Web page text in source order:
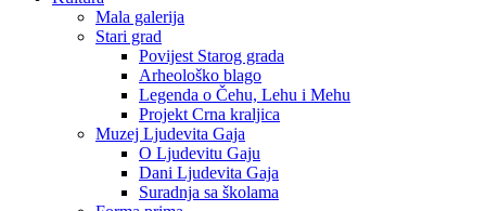
Mala galerija
Stari grad
Povijest Starog grada
Arheološko blago
Legenda o Čehu, Lehu i Mehu
Projekt Crna kraljica
Muzej Ljudevita Gaja
O Ljudevitu Gaju
Dani Ljudevita Gaja
Suradnja sa školama